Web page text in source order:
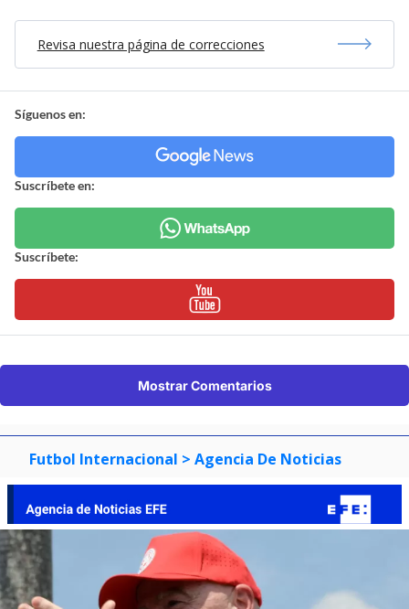
Revisa nuestra página de correcciones
Síguenos en:
Suscríbete en:
Suscríbete:
Mostrar Comentarios
Futbol Internacional > Agencia De Noticias